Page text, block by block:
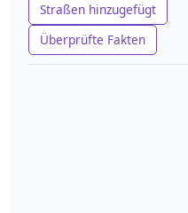
Straßen hinzugefügt
Überprüfte Fakten